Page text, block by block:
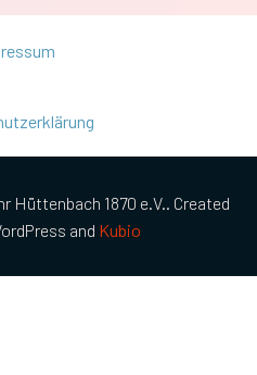
Hüttenbach 1870 e.V.. Created
and Kubio